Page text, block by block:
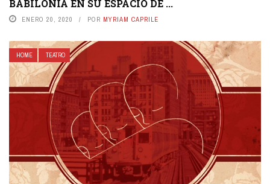
BABILONIA EN SU ESPACIO DE ...
ENERO 20, 2020 POR MYRIAM CAPRILE
HOME TEATRO